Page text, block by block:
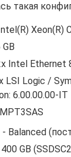
такая
Xeon(R)
Intel Ethernet
LSI Logic /
6.00.00.00-IT
Balanced
GB